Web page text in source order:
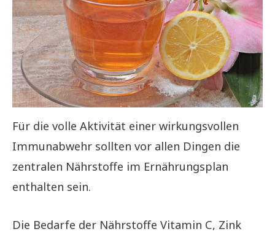
Für die volle Aktivität einer wirkungsvollen
Immunabwehr sollten vor allen Dingen die
zentralen Nährstoffe im Ernährungsplan
enthalten sein.
Die Bedarfe der Nährstoffe Vitamin C, Zink